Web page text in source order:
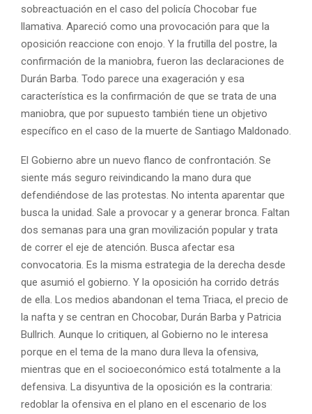
sobreactuación en el caso del policía Chocobar fue
llamativa. Apareció como una provocación para que la
oposición reaccione con enojo. Y la frutilla del postre, la
confirmación de la maniobra, fueron las declaraciones de
Durán Barba. Todo parece una exageración y esa
característica es la confirmación de que se trata de una
maniobra, que por supuesto también tiene un objetivo
específico en el caso de la muerte de Santiago Maldonado.
El Gobierno abre un nuevo flanco de confrontación. Se
siente más seguro reivindicando la mano dura que
defendiéndose de las protestas. No intenta aparentar que
busca la unidad. Sale a provocar y a generar bronca. Faltan
dos semanas para una gran movilización popular y trata
de correr el eje de atención. Busca afectar esa
convocatoria. Es la misma estrategia de la derecha desde
que asumió el gobierno. Y la oposición ha corrido detrás
de ella. Los medios abandonan el tema Triaca, el precio de
la nafta y se centran en Chocobar, Durán Barba y Patricia
Bullrich. Aunque lo critiquen, al Gobierno no le interesa
porque en el tema de la mano dura lleva la ofensiva,
mientras que en el socioeconómico está totalmente a la
defensiva. La disyuntiva de la oposición es la contraria:
redoblar la ofensiva en el plano en el escenario de los